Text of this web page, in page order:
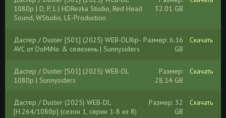
1080p | D, P, L | HDRezka Studio, Red Head
Sound, WStudio, LE-Production
32.01 GB
Дастер / Duster [S01] (2025) WEB-DLRip-
AVC от DoMiNo & селезень | Sunnysiders
Размер: 6.16
GB
Скачать
Дастер / Duster [S01] (2025) WEB-DL
1080p | Sunnysiders
Размер:
28.14 GB
Скачать
Дастер / Duster (2025) WEB-DL
[H.264/1080p] (сезон 1, серии 1-8 из 8)
Размер: 32
GB
Скачать